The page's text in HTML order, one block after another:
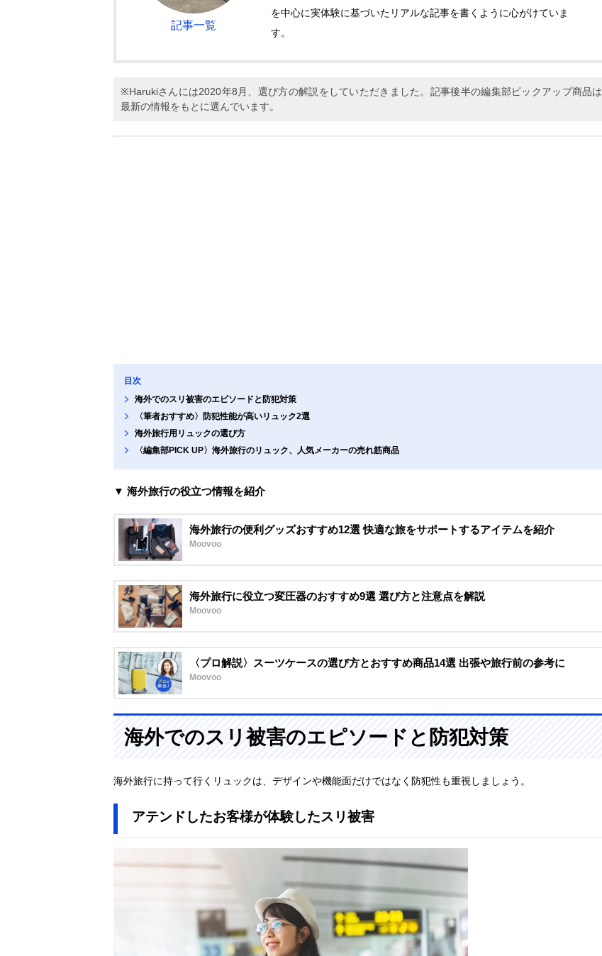
記事一覧
を中心に実体験に基づいたリアルな記事を書くように心がけていま
す。
※Harukiさんには2020年8月、選び方の解説をしていただきました。記事後半の編集部ピックアップ商品は
最新の情報をもとに選んでいます。
目次
海外でのスリ被害のエピソードと防犯対策
〈筆者おすすめ〉防犯性能が高いリュック2選
海外旅行用リュックの選び方
〈編集部PICK UP〉海外旅行のリュック、人気メーカーの売れ筋商品
▼ 海外旅行の役立つ情報を紹介
海外旅行の便利グッズおすすめ12選 快適な旅をサポートするアイテムを紹介
Moovoo
海外旅行に役立つ変圧器のおすすめ9選 選び方と注意点を解説
Moovoo
〈プロ解説〉スーツケースの選び方とおすすめ商品14選 出張や旅行前の参考に
Moovoo
海外でのスリ被害のエピソードと防犯対策
海外旅行に持って行くリュックは、デザインや機能面だけではなく防犯性も重視しましょう。
アテンドしたお客様が体験したスリ被害